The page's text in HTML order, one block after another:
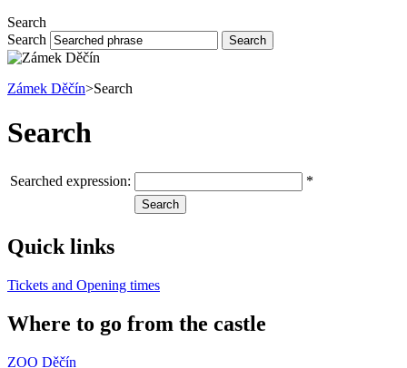
Search
Search
Search
Zámek Děčín>Search
Search
Searched expression: *
Quick links
Tickets and Opening times
Where to go from the castle
ZOO Děčín